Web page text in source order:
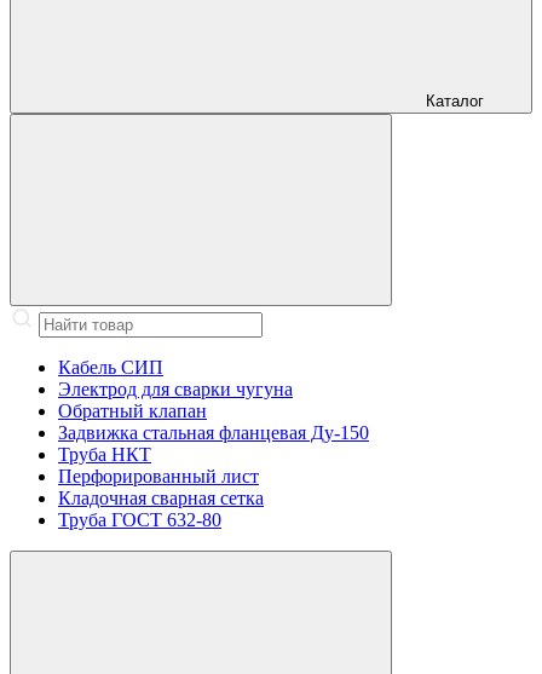
Каталог
Кабель СИП
Электрод для сварки чугуна
Обратный клапан
Задвижка стальная фланцевая Ду-150
Труба НКТ
Перфорированный лист
Кладочная сварная сетка
Труба ГОСТ 632-80